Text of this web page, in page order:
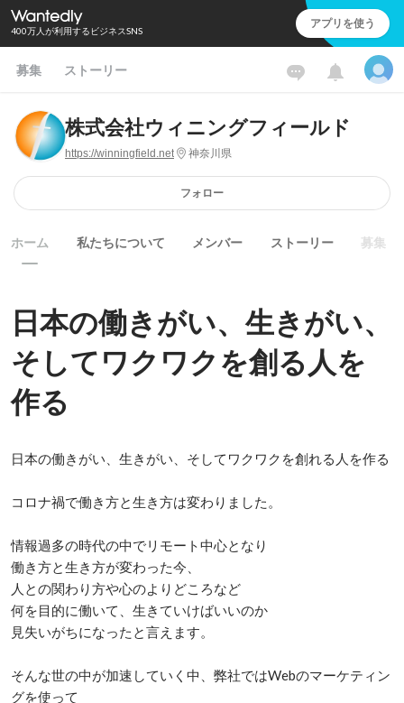
400万人が利用するビジネスSNS アプリを使う
募集 ストーリー
株式会社ウィニングフィールド
https://winningfield.net 神奈川県
フォロー
ホーム 私たちについて メンバー ストーリー 募集
日本の働きがい、生きがい、
そしてワクワクを創る人を
作る
日本の働きがい、生きがい、そしてワクワクを創れる人を作る
コロナ禍で働き方と生き方は変わりました。
情報過多の時代の中でリモート中心となり
働き方と生き方が変わった今、
人との関わり方や心のよりどころなど
何を目的に働いて、生きていけばいいのか
見失いがちになったと言えます。
そんな世の中が加速していく中、弊社ではWebのマーケティン
グを使って